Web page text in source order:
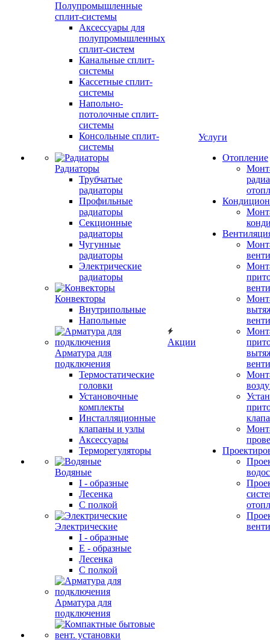
Полупромышленные
сплит-системы
Аксессуары для
полупромышленных
сплит-систем
Канальные сплит-
системы
Кассетные сплит-
системы
Напольно-
потолочные сплит-
системы
Консольные сплит-
системы
Радиаторы
Трубчатые
радиаторы
Профильные
радиаторы
Секционные
радиаторы
Чугунные
радиаторы
Электрические
радиаторы
Конвекторы
Внутрипольные
Напольные
Арматура для
подключения
Термостатические
головки
Установочные
комплекты
Инсталляционные
клапаны и узлы
Аксессуары
Терморегуляторы
Водяные
I - образные
Лесенка
С полкой
Электрические
I - образные
E - образные
Лесенка
С полкой
Арматура для
подключения
Акции
Услуги
Отопление